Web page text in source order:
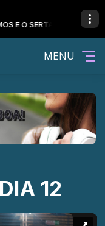
SERTAO CABOCLO
MENU
12